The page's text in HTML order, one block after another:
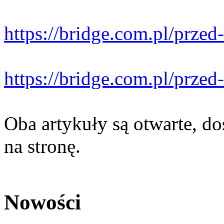
https://bridge.com.pl/
https://bridge.com.pl/
Oba artykuły są otwarte,
na stronę.
Nowości